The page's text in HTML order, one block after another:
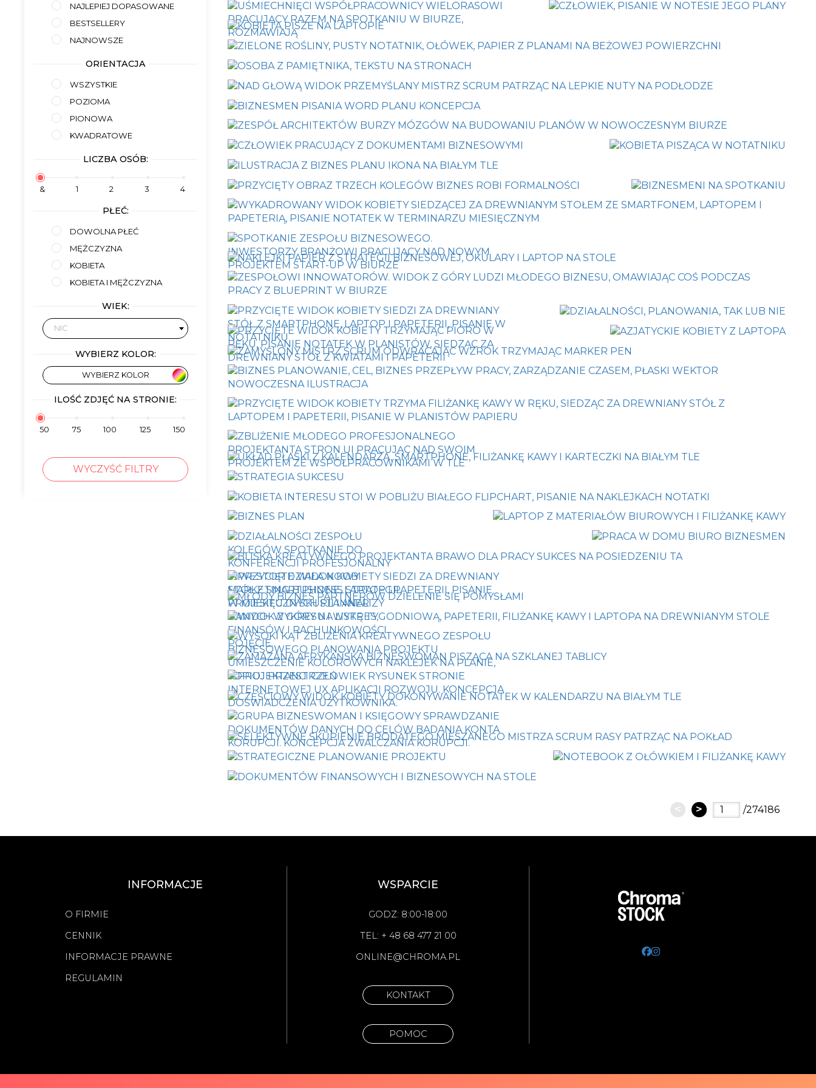
NAJLEPIEJ DOPASOWANE
BESTSELLERY
NAJNOWSZE
ORIENTACJA
WSZYSTKIE
POZIOMA
PIONOWA
KWADRATOWE
LICZBA OSÓB:
& 1 2 3 4
PŁEĆ:
DOWOLNA PŁEĆ
MĘŻCZYZNA
KOBIETA
KOBIETA I MĘŻCZYZNA
WIEK:
NIC
WYBIERZ KOLOR:
WYBIERZ KOLOR
ILOŚĆ ZDJĘĆ NA STRONIE:
50 75 100 125 150
WYCZYŚĆ FILTRY
< > /274186
INFORMACJE
O FIRMIE
CENNIK
INFORMACJE PRAWNE
REGULAMIN
WSPARCIE
GODZ: 8:00-18:00
TEL: + 48 68 477 21 00
ONLINE@CHROMA.PL
KONTAKT
POMOC